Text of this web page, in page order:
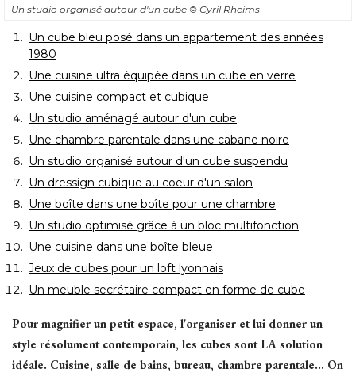
Un studio organisé autour d'un cube © Cyril Rheims
Un cube bleu posé dans un appartement des années
1980
Une cuisine ultra équipée dans un cube en verre
Une cuisine compact et cubique
Un studio aménagé autour d'un cube
Une chambre parentale dans une cabane noire
Un studio organisé autour d'un cube suspendu
Un dressign cubique au coeur d'un salon
Une boîte dans une boîte pour une chambre
Un studio optimisé grâce à un bloc multifonction
Une cuisine dans une boîte bleue
Jeux de cubes pour un loft lyonnais
Un meuble secrétaire compact en forme de cube
Pour magnifier un petit espace, l'organiser et lui donner un
style résolument contemporain, les cubes sont LA solution
idéale. Cuisine, salle de bains, bureau, chambre parentale... On